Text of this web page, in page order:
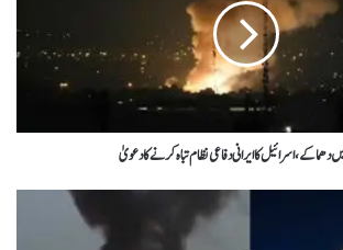
دھماکے،اسرائیل کا ایرانی دفاعی نظام تباہ کرنے کا دعویٰ